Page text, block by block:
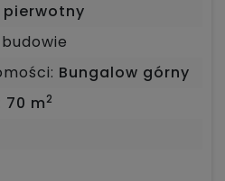
pierwotny
Bungalow górny
70 m2